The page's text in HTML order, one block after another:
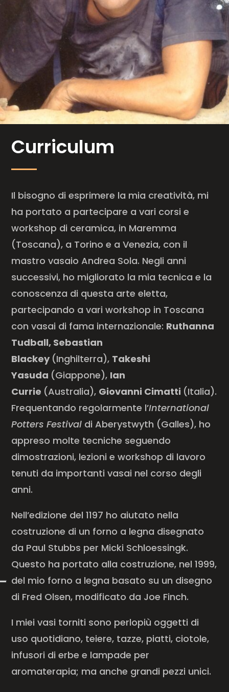
Curriculum
Il bisogno di esprimere la mia creatività, mi
ha portato a partecipare a vari corsi e
workshop di ceramica, in Maremma
(Toscana), a Torino e a Venezia, con il
mastro vasaio Andrea Sola. Negli anni
successivi, ho migliorato la mia tecnica e la
conoscenza di questa arte eletta,
partecipando a vari workshop in Toscana
con vasai di fama internazionale: Ruthanna
Tudball, Sebastian
Blackey (Inghilterra), Takeshi
Yasuda (Giappone), Ian
Currie (Australia), Giovanni Cimatti (Italia).
Frequentando regolarmente l’International
Potters Festival di Aberystwyth (Galles), ho
appreso molte tecniche seguendo
dimostrazioni, lezioni e workshop di lavoro
tenuti da importanti vasai nel corso degli
anni.
Nell’edizione del 1197 ho aiutato nella
costruzione di un forno a legna disegnato
da Paul Stubbs per Micki Schloessingk.
Questo ha portato alla costruzione, nel 1999,
del mio forno a legna basato su un disegno
di Fred Olsen, modificato da Joe Finch.
I miei vasi torniti sono perlopiù oggetti di
uso quotidiano, teiere, tazze, piatti, ciotole,
infusori di erbe e lampade per
aromaterapia; ma anche grandi pezzi unici.